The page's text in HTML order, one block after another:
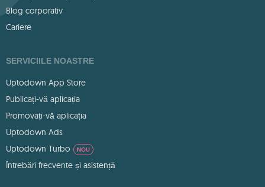
Blog corporativ
Cariere
SERVICIILE NOASTRE
Uptodown App Store
Publicați-vă aplicația
Promovați-vă aplicația
Uptodown Ads
Uptodown Turbo
NOU
Întrebări frecvente și asistență